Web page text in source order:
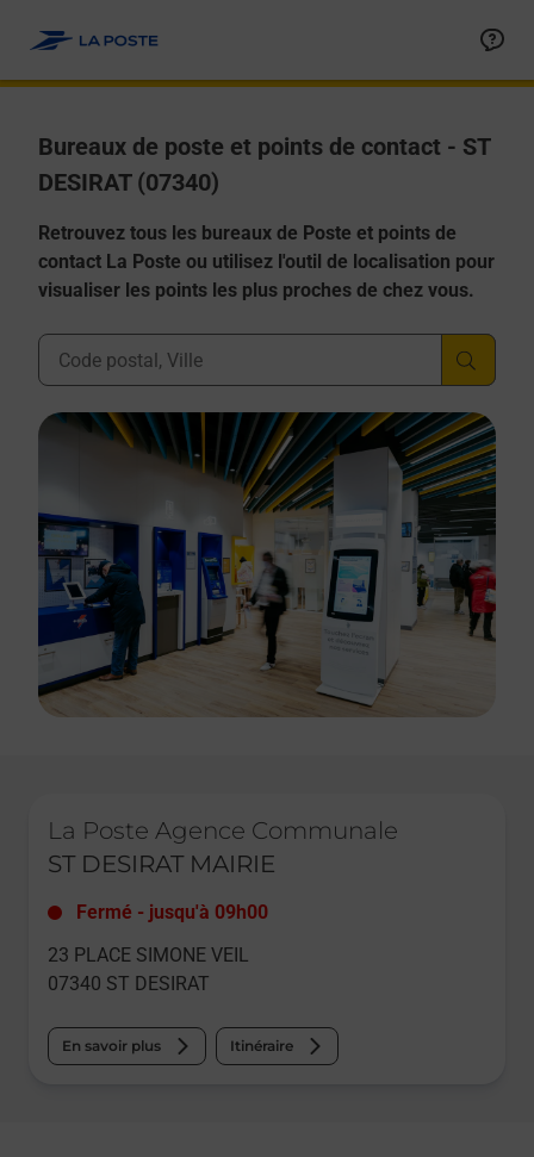
Bureaux de poste et points de contact - ST
DESIRAT (07340)
Retrouvez tous les bureaux de Poste et points de
contact La Poste ou utilisez l'outil de localisation pour
visualiser les points les plus proches de chez vous.
Ville, Département, Code Postal
La Poste Agence Communale
ST DESIRAT MAIRIE
Fermé - jusqu'à 09h00
23 PLACE SIMONE VEIL
07340 ST DESIRAT
En savoir plus Itinéraire